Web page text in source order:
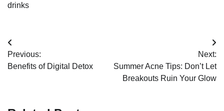
drinks
Post
navigation
Previous:
Benefits of Digital Detox
Next:
Summer Acne Tips: Don’t Let
Breakouts Ruin Your Glow